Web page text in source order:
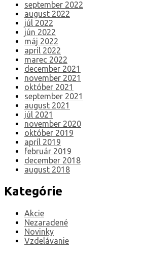
september 2022
august 2022
júl 2022
jún 2022
máj 2022
apríl 2022
marec 2022
december 2021
november 2021
október 2021
september 2021
august 2021
júl 2021
november 2020
október 2019
apríl 2019
február 2019
december 2018
august 2018
Kategórie
Akcie
Nezaradené
Novinky
Vzdelávanie